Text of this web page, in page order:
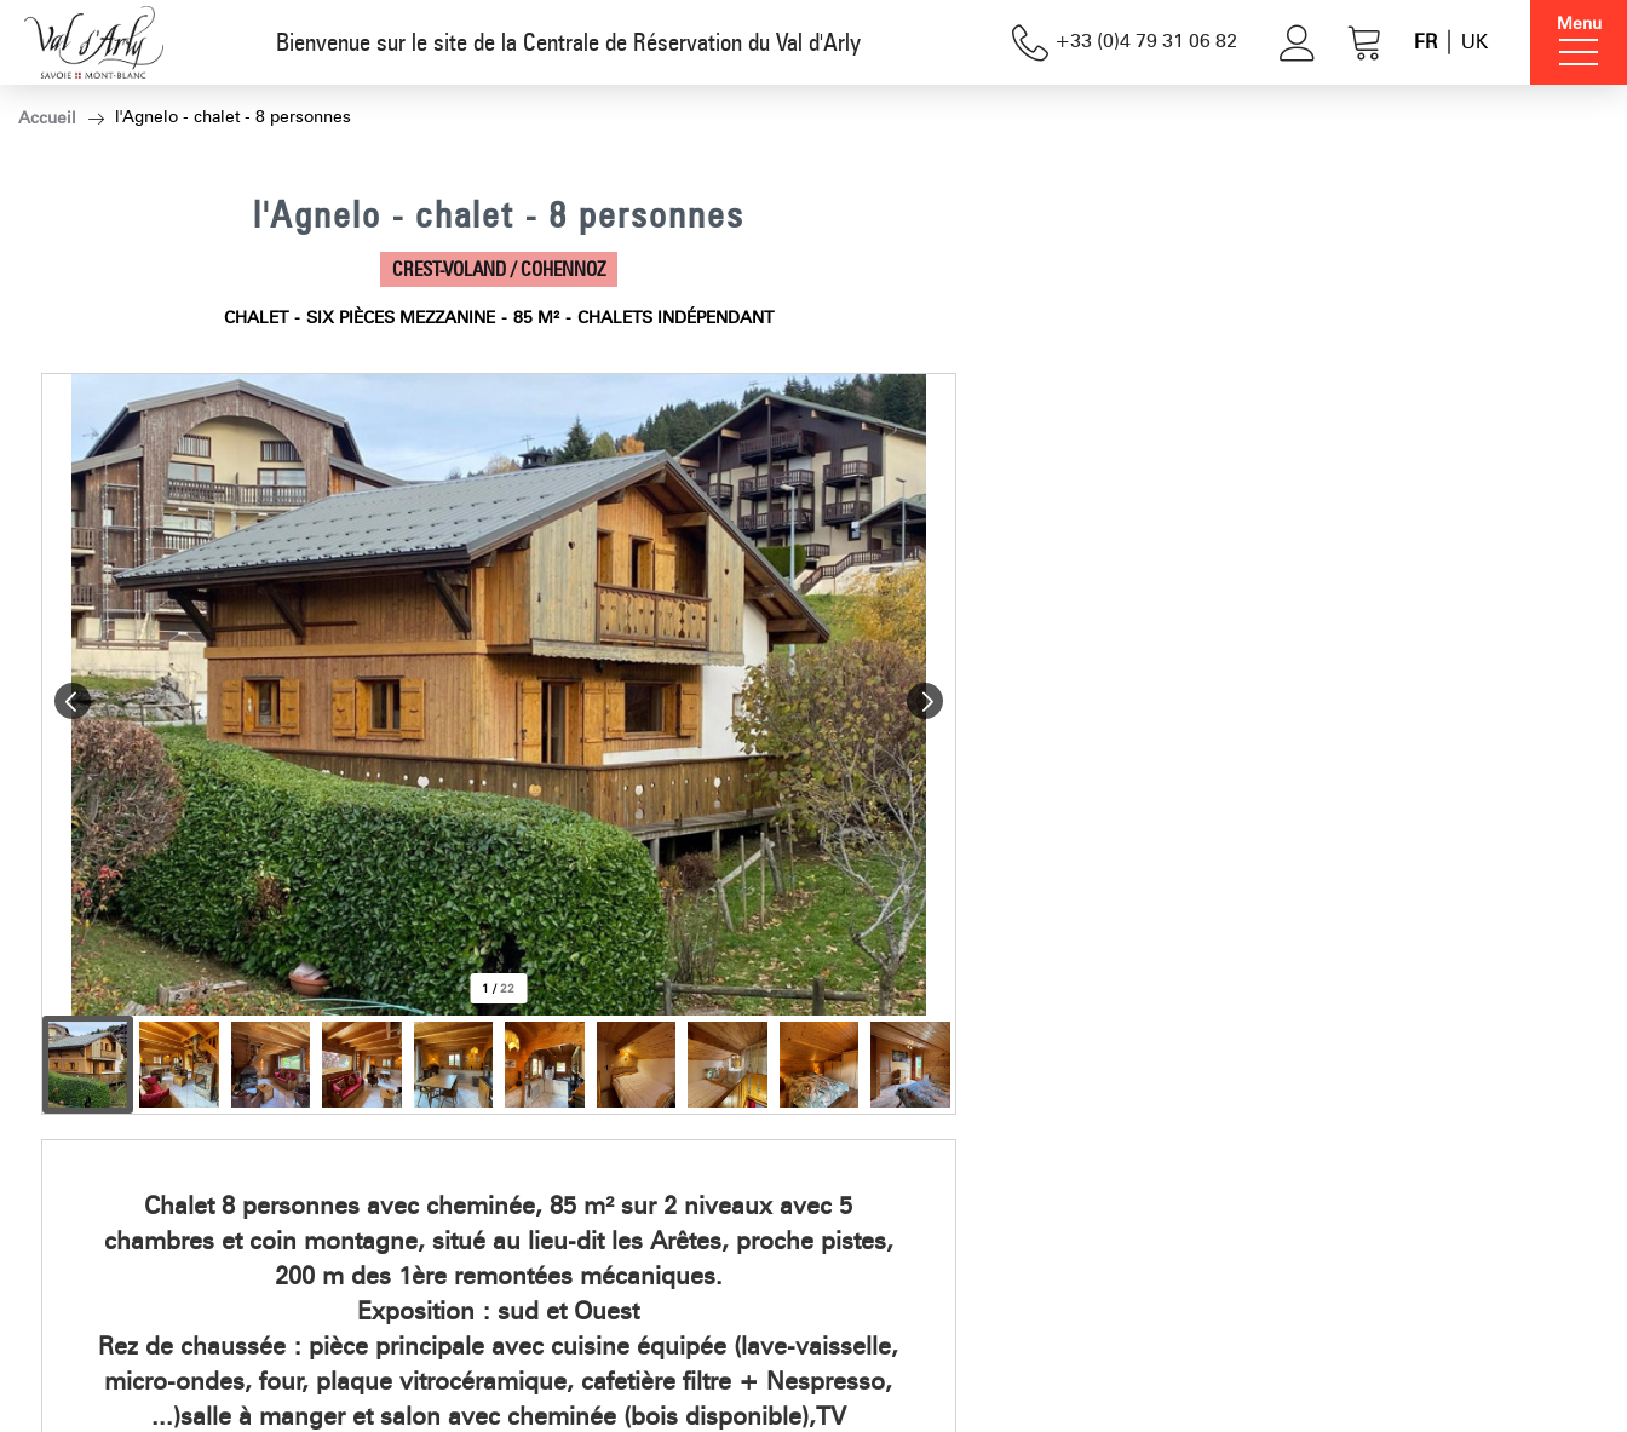
Bienvenue sur le site de la Centrale de Réservation du Val d'Arly +33 (0)4 79 31 06 82 FR UK
Menu
Accueil l'Agnelo - chalet - 8 personnes
l'Agnelo - chalet - 8 personnes
CREST-VOLAND / COHENNOZ
CHALET SIX PIÈCES MEZZANINE 85 M² CHALETS INDÉPENDANT
1 /22
Chalet 8 personnes avec cheminée, 85 m² sur 2 niveaux avec 5
chambres et coin montagne, situé au lieu-dit les Arêtes, proche pistes,
200 m des 1ère remontées mécaniques.
Exposition : sud et Ouest
Rez de chaussée : pièce principale avec cuisine équipée (lave-vaisselle,
micro-ondes, four, plaque vitrocéramique, cafetière filtre + Nespresso,
...)salle à manger et salon avec cheminée (bois disponible),TV